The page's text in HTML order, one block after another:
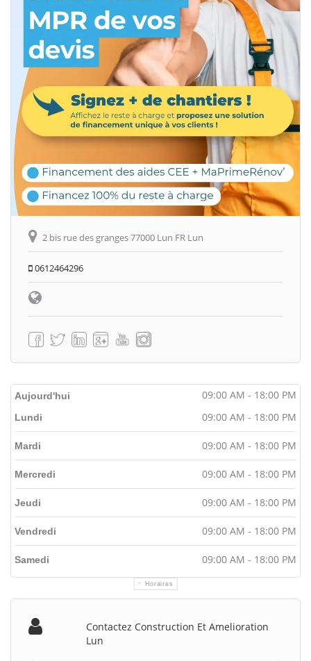
2 bis rue des granges 77000 Lun FR Lun
0612464296
Aujourd'hui 09:00 AM - 18:00 PM
Horaires
Lundi 09:00 AM - 18:00 PM
Mardi 09:00 AM - 18:00 PM
Mercredi 09:00 AM - 18:00 PM
Jeudi 09:00 AM - 18:00 PM
Vendredi 09:00 AM - 18:00 PM
Samedi 09:00 AM - 18:00 PM
Contactez Construction Et Amelioration
Lun